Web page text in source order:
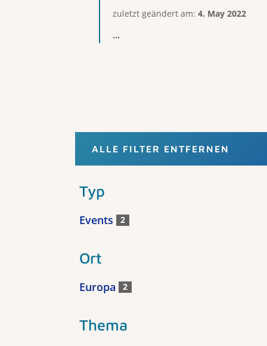
zuletzt geändert am: 4. May 2022
...
ALLE FILTER ENTFERNEN
Typ
Events 2
Ort
Europa 2
Thema